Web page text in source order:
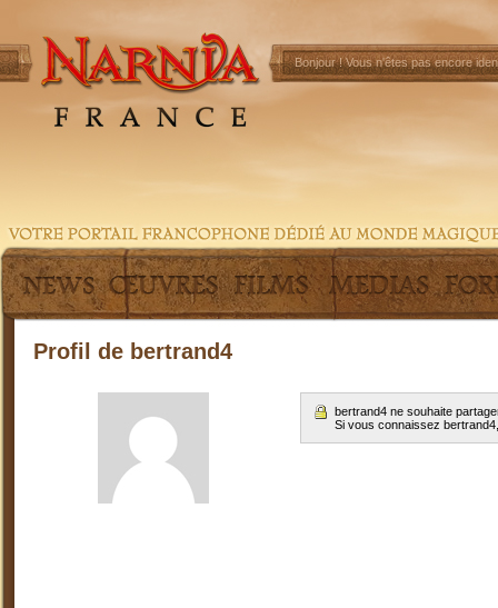
Bonjour !Vous n'êtes pas encore
Profil de bertrand4
bertrand4 ne souhaite
Si vous connaissez